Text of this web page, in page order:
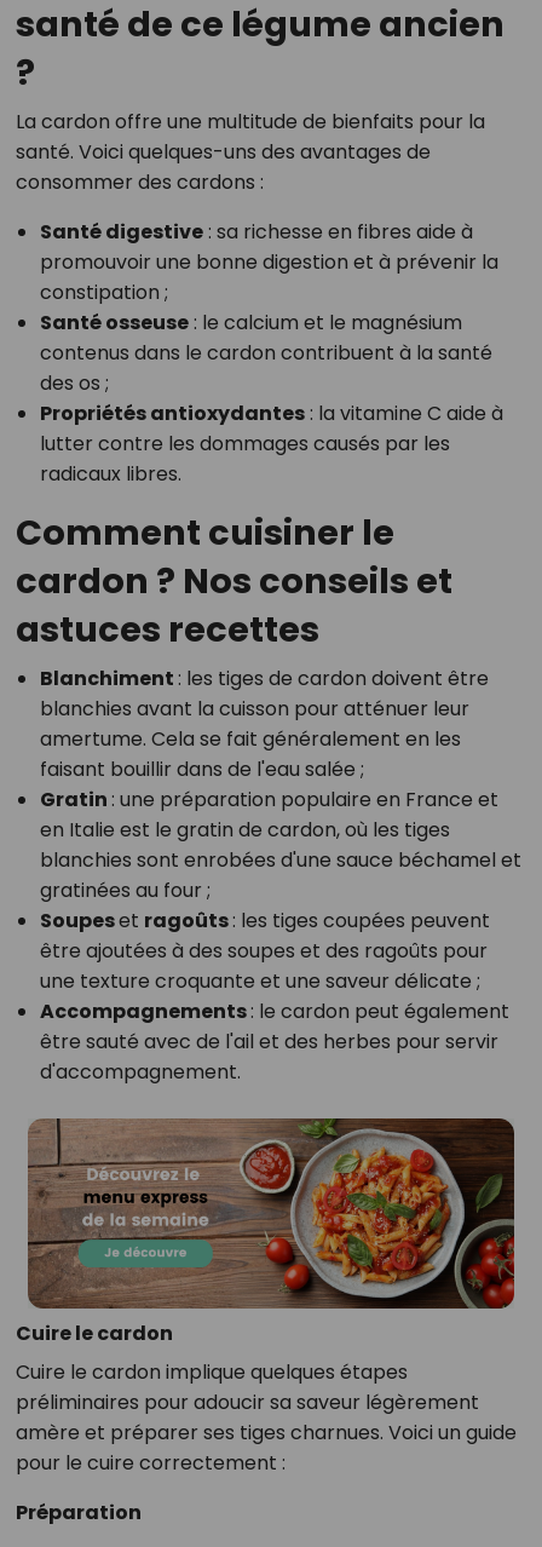
santé de ce légume ancien
?
La cardon offre une multitude de bienfaits pour la
santé. Voici quelques-uns des avantages de
consommer des cardons :
Santé digestive: sa richesse en fibres aide à
promouvoir une bonne digestion et à prévenir la
constipation ;
Santé osseuse: le calcium et le magnésium
contenus dans le cardon contribuent à la santé
des os ;
Propriétés antioxydantes: la vitamine C aide à
lutter contre les dommages causés par les
radicaux libres.
Comment cuisiner le
cardon ? Nos conseils et
astuces recettes
Blanchiment : les tiges de cardon doivent être
blanchies avant la cuisson pour atténuer leur
amertume. Cela se fait généralement en les
faisant bouillir dans de l'eau salée ;
Gratin : une préparation populaire en France et
en Italie est le gratin de cardon, où les tiges
blanchies sont enrobées d'une sauce béchamel et
gratinées au four ;
Soupeset ragoûts: les tiges coupées peuvent
être ajoutées à des soupes et des ragoûts pour
une texture croquante et une saveur délicate ;
Accompagnements: le cardon peut également
être sauté avec de l'ail et des herbes pour servir
d'accompagnement.
Cuire le cardon
Cuire le cardon implique quelques étapes
préliminaires pour adoucir sa saveur légèrement
amère et préparer ses tiges charnues. Voici un guide
pour le cuire correctement :
Préparation